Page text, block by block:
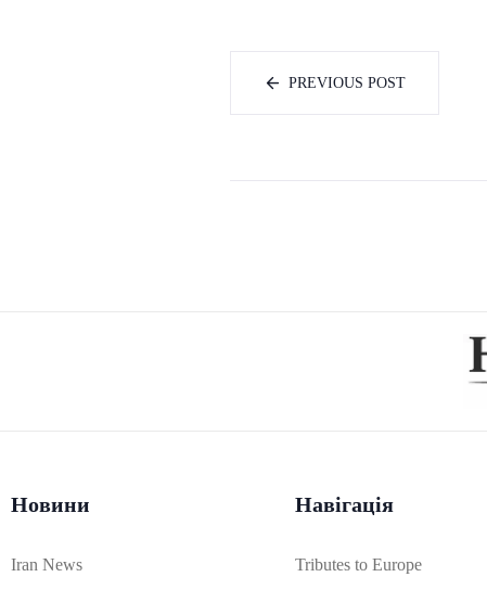
PREVIOUS POST
Новини
Iran News
Навігація
Tributes to Europe